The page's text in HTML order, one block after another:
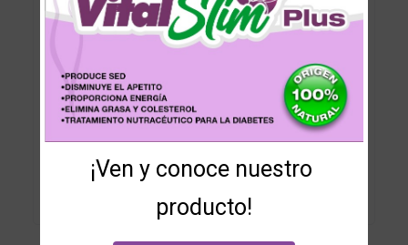
¡Ven y conoce nuestro
producto!